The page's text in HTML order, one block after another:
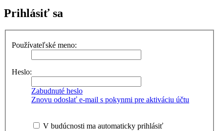
Prihlásiť sa
Používateľské meno:
Heslo:
Zabudnuté heslo
Znovu odoslať e-mail s pokynmi pre aktiváciu účtu
V budúcnosti ma automaticky prihlásiť